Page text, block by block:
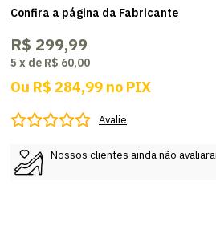
R$ 299,99
5 x de R$ 60,00
Ou R$ 284,99 no PIX
Avalie
Nossos clientes ainda não